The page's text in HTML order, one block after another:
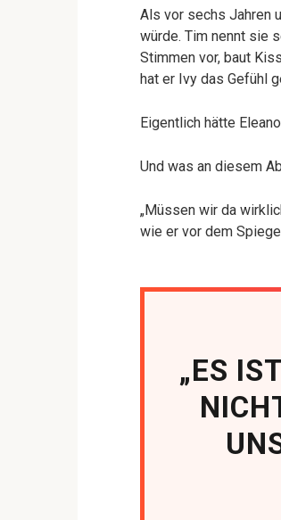
Als vor sechs Jahren
würde. Tim nennt sie
Stimmen vor, baut
hat er Ivy das Gefühl
Eigentlich hätte
Und was an diesem
„Müssen wir da
wie er vor dem
„ES